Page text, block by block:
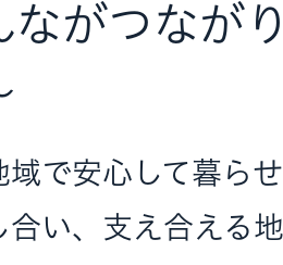
ながつなが
域で安心して暮ら
合い、支え合える